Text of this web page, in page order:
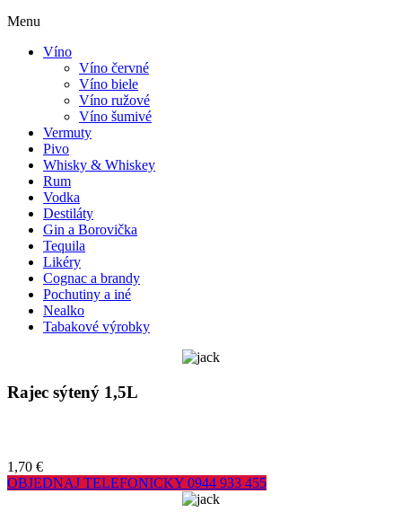
Menu
Víno
Víno červné
Víno biele
Víno ružové
Víno šumivé
Vermuty
Pivo
Whisky & Whiskey
Rum
Vodka
Destiláty
Gin a Borovička
Tequila
Likéry
Cognac a brandy
Pochutiny a iné
Nealko
Tabakové výrobky
Rajec sýtený 1,5L
1,70 €
OBJEDNAJ TELEFONICKY 0944 933 455